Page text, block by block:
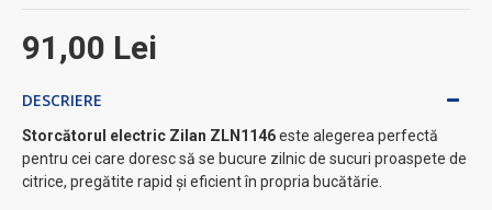
91,00 Lei
DESCRIERE
Storcătorul electric Zilan ZLN1146este alegerea perfectă
pentru cei care doresc să se bucure zilnic de sucuri proaspete de
citrice, pregătite rapid și eficient în propria bucătărie.